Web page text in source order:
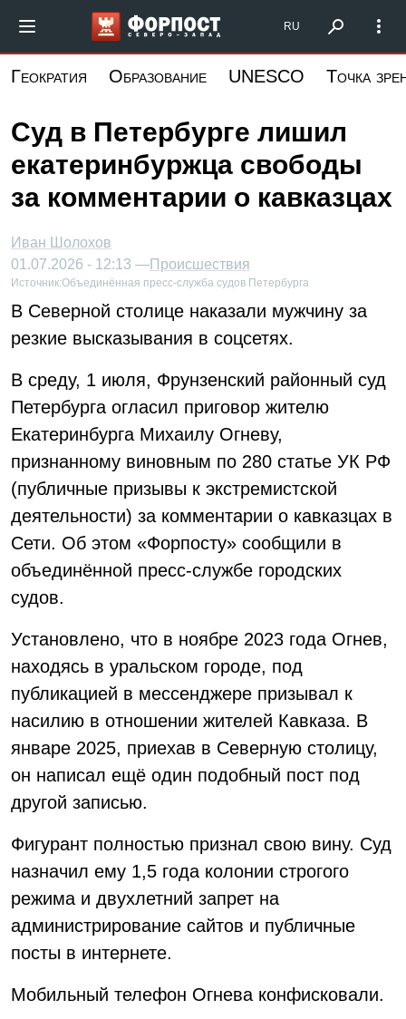
основному
Форпост Северо-Запад
RU
Геократия Образование UNESCO Точка
Суд в Петербурге лишил
екатеринбуржца свободы
за комментарии о кавказцах
Иван Шолохов
01.07.2026 - 12:13 —Происшествия
Источник:Объединённая пресс-служба судов Петербурга
В Северной столице наказали мужчину за
резкие высказывания в соцсетях.
В среду, 1 июля, Фрунзенский районный суд
Петербурга огласил приговор жителю
Екатеринбурга Михаилу Огневу,
признанному виновным по 280 статье УК РФ
(публичные призывы к экстремистской
деятельности) за комментарии о кавказцах в
Сети. Об этом «Форпосту» сообщили в
объединённой пресс-службе городских
судов.
Установлено, что в ноябре 2023 года Огнев,
находясь в уральском городе, под
публикацией в мессенджере призывал к
насилию в отношении жителей Кавказа. В
январе 2025, приехав в Северную столицу,
он написал ещё один подобный пост под
другой записью.
Фигурант полностью признал свою вину. Суд
назначил ему 1,5 года колонии строгого
режима и двухлетний запрет на
администрирование сайтов и публичные
посты в интернете.
Мобильный телефон Огнева конфисковали.